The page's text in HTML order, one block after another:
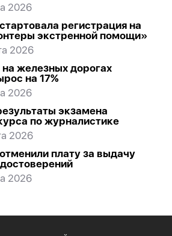
2026
регистрация на
экстренной помощи»
2026
железных дорогах
на 17%
2026
экзамена
по журналистике
2026
плату за выдачу
2026